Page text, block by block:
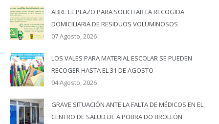
ABRE EL PLAZO PARA SOLICITAR LA RECOGIDA
DOMICILIARIA DE RESIDUOS VOLUMINOSOS
07 Agosto, 2026
LOS VALES PARA MATERIAL ESCOLAR SE PUEDEN
RECOGER HASTA EL 31 DE AGOSTO
04 Agosto, 2026
GRAVE SITUACIÓN ANTE LA FALTA DE MÉDICOS EN EL
CENTRO DE SALUD DE A POBRA DO BROLLÓN